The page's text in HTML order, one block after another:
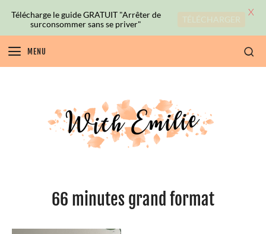
MENU
66 minutes grand format
Télécharge le guide GRATUIT "Arrêter de
surconsommer sans se priver"
TÉLÉCHARGER
X